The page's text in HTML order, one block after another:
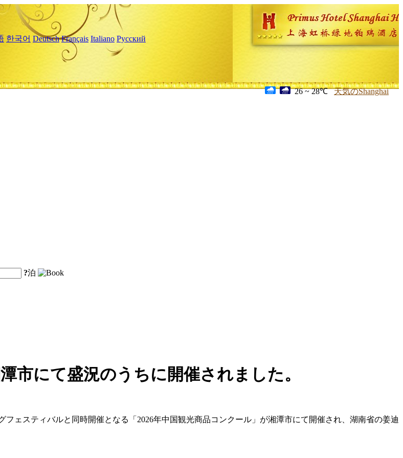
한국어 Deutsch Français Italiano Русский
26 ~ 28℃ 天気のShanghai
?泊
市にて盛況のうちに開催されました。
ェスティバルと同時開催となる「2026年中国観光商品コンクール」が湘潭市にて開催され、湖南省の姜迪